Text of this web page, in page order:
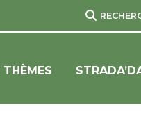
THÈMES